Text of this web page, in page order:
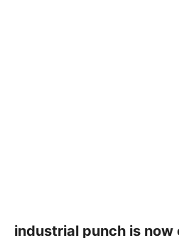
industrial punch is now